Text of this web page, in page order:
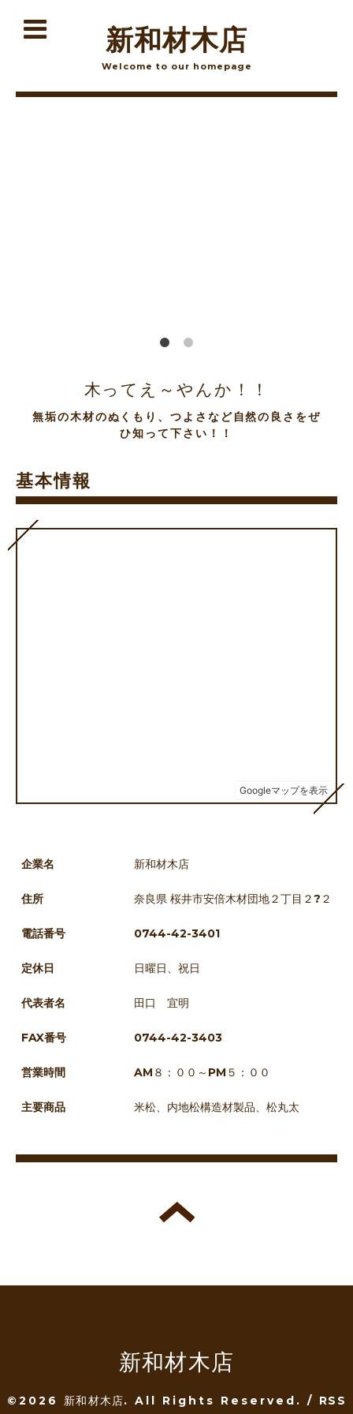
新和材木店
Welcome to our homepage
木ってえ～やんか！！
無垢の木材のぬくもり、つよさなど自然の良さをぜ
ひ知って下さい！！
基本情報
企業名 新和材木店
住所 奈良県 桜井市安倍木材団地２丁目２?２
電話番号 0744-42-3401
定休日 日曜日、祝日
代表者名 田口 宜明
FAX番号 0744-42-3403
営業時間 AM８：００～PM５：００
主要商品 米松、内地松構造材製品、松丸太
新和材木店
©2026 新和材木店. All Rights Reserved. / RSS